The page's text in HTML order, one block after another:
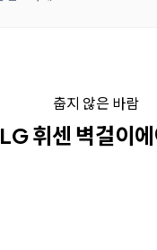
춥지 않은 바람
LG 휘센 벽걸이